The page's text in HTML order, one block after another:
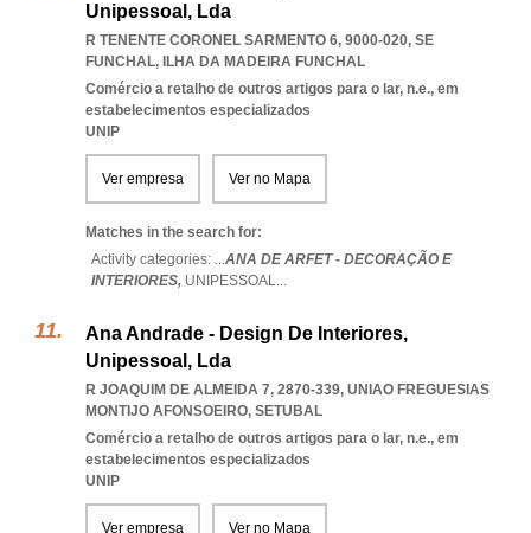
Unipessoal, Lda
R TENENTE CORONEL SARMENTO 6, 9000-020, SE
FUNCHAL, ILHA DA MADEIRA FUNCHAL
Comércio a retalho de outros artigos para o lar, n.e., em
estabelecimentos especializados
UNIP
Ver empresa Ver no Mapa
Matches in the search for:
Activity categories: ...ANA DE ARFET - DECORAÇÃO E
INTERIORES, UNIPESSOAL...
Ana Andrade - Design De Interiores,
Unipessoal, Lda
R JOAQUIM DE ALMEIDA 7, 2870-339, UNIAO FREGUESIAS
MONTIJO AFONSOEIRO, SETUBAL
Comércio a retalho de outros artigos para o lar, n.e., em
estabelecimentos especializados
UNIP
Ver empresa Ver no Mapa